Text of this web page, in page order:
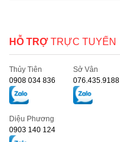
HỖ TRỢ TRỰC TUYẾN
Thủy Tiên
0908 034 836
Sở Vân
076.435.9188
Diệu Phương
0903 140 124